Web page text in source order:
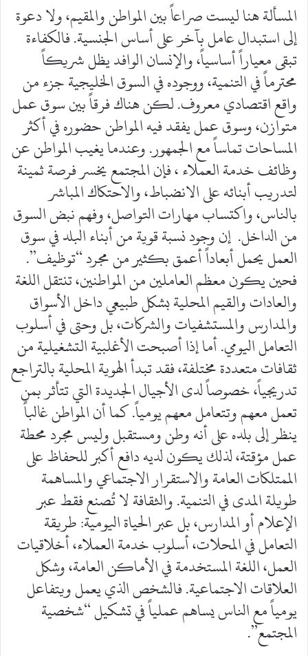
المسألة هنا ليست صراعاً بين المواطن والمقيم، ولا دعوة
إلى استبدال عامل بآخر على أساس الجنسية. فالكفاءة
تبقى معياراً أساسياً، والإنسان الوافد يظل شريكاً
محترماً في التنمية، ووجوده في السوق الخليجية جزء من
واقع اقتصادي معروف. لكن هناك فرقاً بين سوق عمل
متوازن، وسوق عمل يفقد فيه المواطن حضوره في أكثر
المساحات تماساً مع الجمهور. وعندما يغيب المواطن عن
وظائف خدمة العملاء ، فإن المجتمع يخسر فرصة ثمينة
لتدريب أبنائه على الانضباط، والاحتكاك المباشر
بالناس، واكتساب مهارات التواصل، وفهم نبض السوق
من الداخل. إن وجود نسبة قوية من أبناء البلد في سوق
العمل يحمل أبعاداً أعمق بكثير من مجرد “توظيف”.
فحين يكون معظم العاملين من المواطنين، تنتقل اللغة
والعادات والقيم المحلية بشكل طبيعي داخل الأسواق
والمدارس والمستشفيات والشركات، بل وحتى في أسلوب
التعامل اليومي. أما إذا أصبحت الأغلبية التشغيلية من
ثقافات متعددة مختلفة، فقد تبدأ الهوية المحلية بالتراجع
تدريجياً، خصوصاً لدى الأجيال الجديدة التي تتأثر بمن
تعمل معهم وتتعامل معهم يومياً. كما أن المواطن غالباً
ينظر إلى بلده على أنه وطن ومستقبل وليس مجرد محطة
عمل مؤقتة، لذلك يكون لديه دافع أكبر للحفاظ على
الممتلكات العامة والاستقرار الاجتماعي والمساهمة
طويلة المدى في التنمية. والثقافة لا تُصنع فقط عبر
الإعلام أو المدارس، بل عبر الحياة اليومية: طريقة
التعامل في المحلات، أسلوب خدمة العملاء، أخلاقيات
العمل، اللغة المستخدمة في الأماكن العامة، وشكل
العلاقات الاجتماعية. فالشخص الذي يعمل ويتفاعل
يومياً مع الناس يساهم عملياً في تشكيل “شخصية
المجتمع”.